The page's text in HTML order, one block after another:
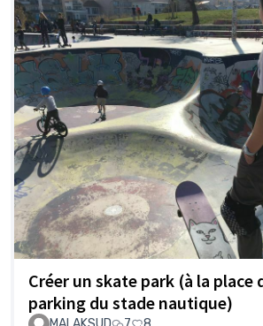
Créer un skate park (à la place
parking du stade nautique)